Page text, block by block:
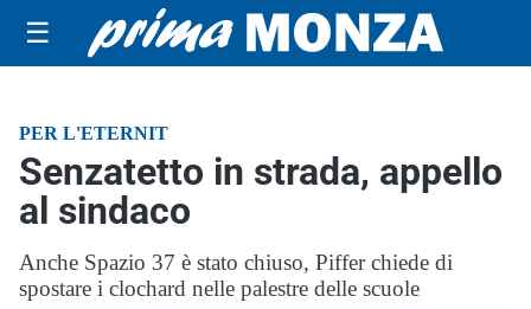
☰
PER L'ETERNIT
Senzatetto in strada, appello
al sindaco
Anche Spazio 37 è stato chiuso, Piffer chiede di
spostare i clochard nelle palestre delle scuole